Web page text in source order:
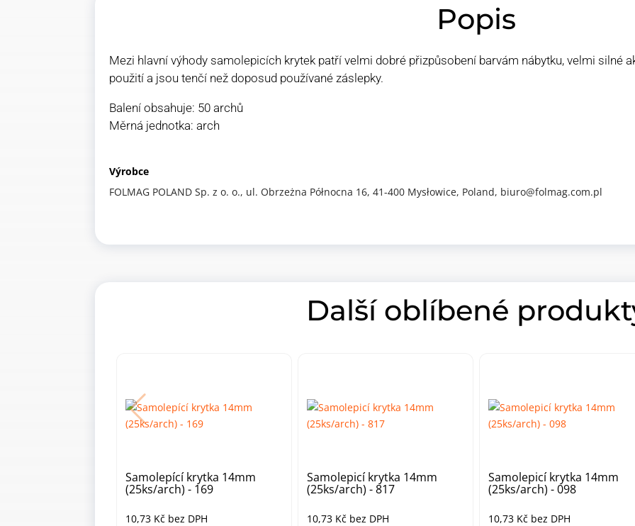
Popis
Mezi hlavní výhody samolepicích krytek patří velmi dobré přizpůsobení barvám nábytku, velmi silné
použití a jsou tenčí než doposud používané záslepky.
Balení obsahuje: 50 archů
Měrná jednotka: arch
Výrobce
FOLMAG POLAND Sp. z o. o., ul. Obrzeżna Północna 16, 41-400 Mysłowice, Poland, biuro@folmag.com.pl
Další oblíbené
Samolepící krytka 14mm
(25ks/arch) - 169
10,73 Kč bez DPH
Samolepicí krytka 14mm
(25ks/arch) - 817
10,73 Kč bez DPH
Samolepicí krytka 14mm
(25ks/arch) - 098
10,73 Kč bez DPH